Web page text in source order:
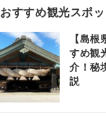
おすすめ観光スポッ
【島
すめ観
介！秘
説